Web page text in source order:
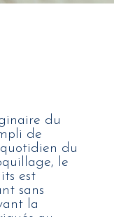
du
de
du
le
est
sans
la